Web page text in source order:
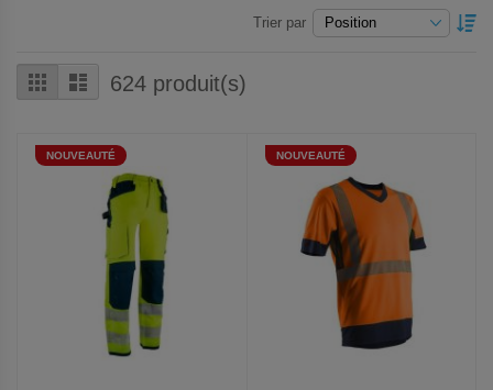
Grille Liste624 produit(s)
Trier par
NOUVEAUTÉ NOUVEAUTÉ